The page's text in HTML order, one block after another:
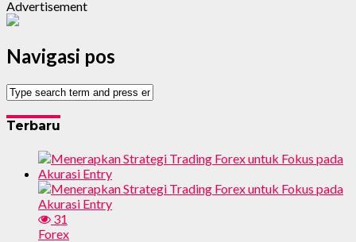
Advertisement
Navigasi pos
Terbaru
31
Forex